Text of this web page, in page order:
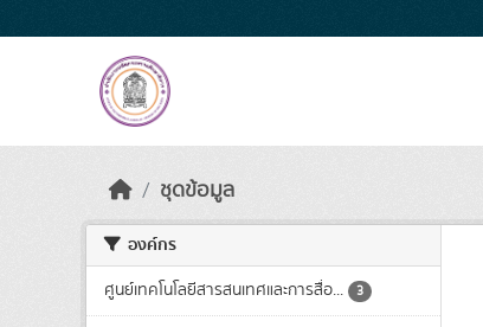
ชุดข้อมูล
องค์กร
ศูนย์เทคโนโลยีสารสนเทศและการสื่อ... 3